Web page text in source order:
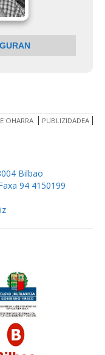
OHARRA PUBLIZIDADEA
Bilbao
94 4150199